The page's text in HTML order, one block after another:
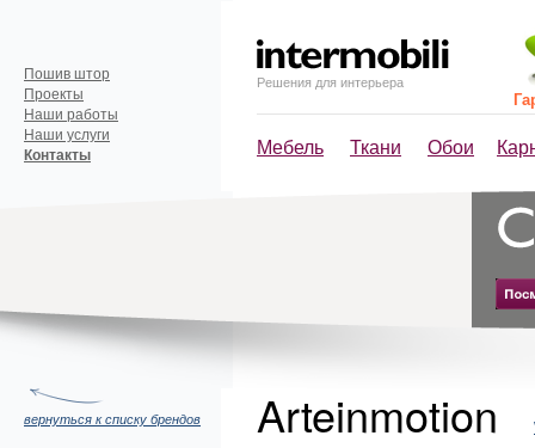
Решения для интерьера
Мебель Ткани Обои
Пошив штор
Проекты
Наши работы
Наши услуги
Контакты
вернуться к списку брендов Arteinmotion